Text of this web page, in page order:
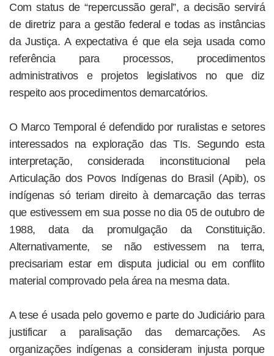
Com status de “repercussão geral”, a decisão servirá
de diretriz para a gestão federal e todas as instâncias
da Justiça. A expectativa é que ela seja usada como
referência para processos, procedimentos
administrativos e projetos legislativos no que diz
respeito aos procedimentos demarcatórios.
O Marco Temporal é defendido por ruralistas e setores
interessados na exploração das TIs. Segundo esta
interpretação, considerada inconstitucional pela
Articulação dos Povos Indígenas do Brasil (Apib), os
indígenas só teriam direito à demarcação das terras
que estivessem em sua posse no dia 05 de outubro de
1988, data da promulgação da Constituição.
Alternativamente, se não estivessem na terra,
precisariam estar em disputa judicial ou em conflito
material comprovado pela área na mesma data.
A tese é usada pelo governo e parte do Judiciário para
justificar a paralisação das demarcações. As
organizações indígenas a consideram injusta porque